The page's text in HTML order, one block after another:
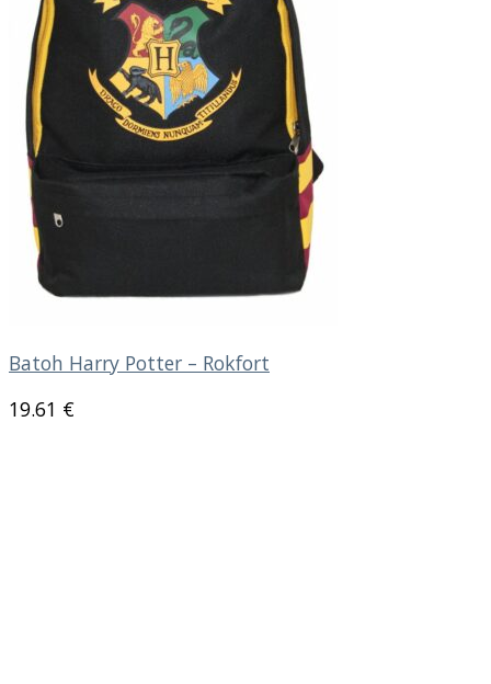
Batoh Harry Potter – Rokfort
19.61 €